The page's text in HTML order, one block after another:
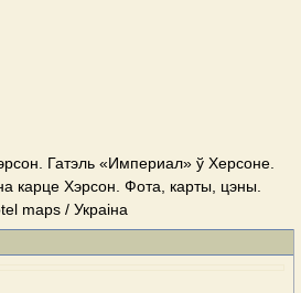
Гатэль «Империал» ў Херсоне.
карце Хэрсон. Фота, карты, цэны.
maps / Украіна